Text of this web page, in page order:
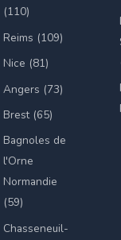
(110)
Reims (109)
Nice (81)
Angers (73)
Brest (65)
Bagnoles de
l'Orne
Normandie
(59)
Chasseneuil-